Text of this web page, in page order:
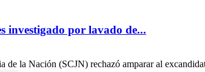
investigado por lavado de...
de la Nación (SCJN) rechazó amparar al